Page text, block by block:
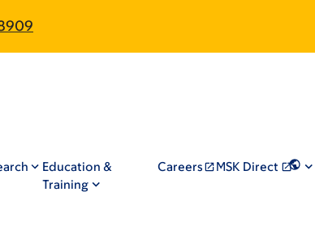
Education &
Training
Careers MSK Direct